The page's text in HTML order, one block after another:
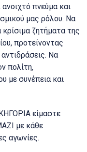
πνεύμα και
μας ρόλου. Να
ζητήματα της
προτείνοντας
Να
πολίτη,
με συνέπεια και
είμαστε
με κάθε
αγωνίες.